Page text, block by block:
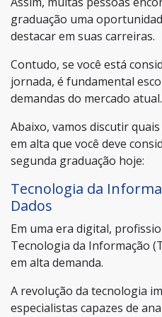
graduação uma
destacar em suas carreiras.
Contudo, se você está
jornada, é fundamental
demandas do mercado atual.
Abaixo, vamos discutir
em alta que você deve
segunda graduação hoje:
Tecnologia da
Dados
Em uma era digital,
Tecnologia da Informação
em alta demanda.
A revolução da tecnologia
especialistas capazes de